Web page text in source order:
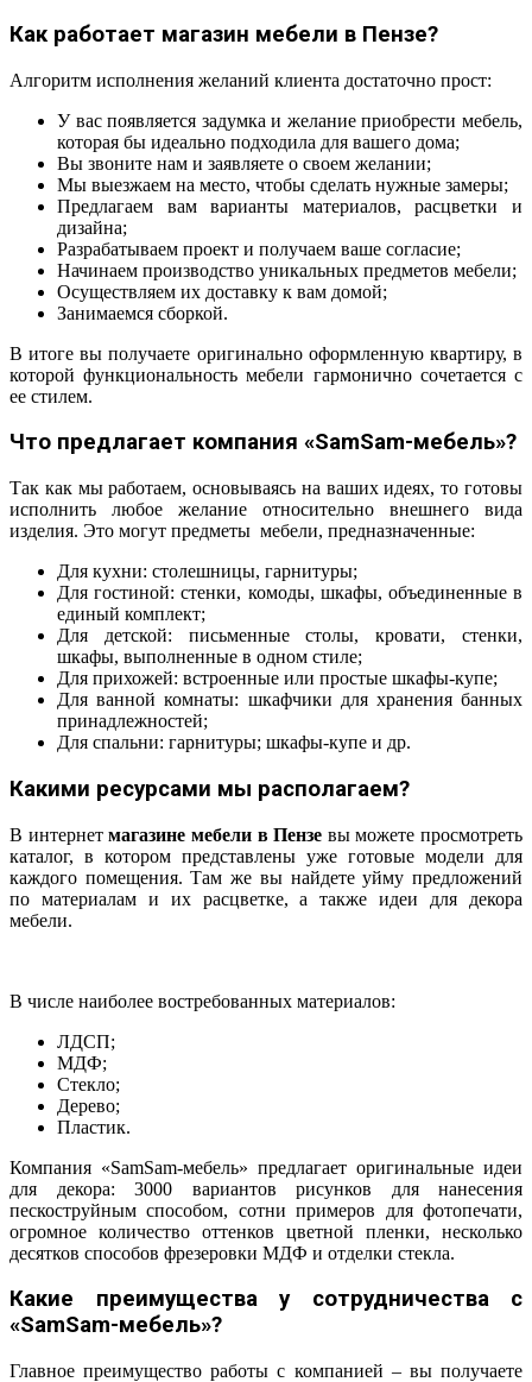
Как работает магазин мебели в Пензе?
Алгоритм исполнения желаний клиента достаточно прост:
У вас появляется задумка и желание приобрести мебель,
которая бы идеально подходила для вашего дома;
Вы звоните нам и заявляете о своем желании;
Мы выезжаем на место, чтобы сделать нужные замеры;
Предлагаем вам варианты материалов, расцветки и
дизайна;
Разрабатываем проект и получаем ваше согласие;
Начинаем производство уникальных предметов мебели;
Осуществляем их доставку к вам домой;
Занимаемся сборкой.
В итоге вы получаете оригинально оформленную квартиру, в
которой функциональность мебели гармонично сочетается с
ее стилем.
Что предлагает компания «SamSam-мебель»?
Так как мы работаем, основываясь на ваших идеях, то готовы
исполнить любое желание относительно внешнего вида
изделия. Это могут предметы мебели, предназначенные:
Для кухни: столешницы, гарнитуры;
Для гостиной: стенки, комоды, шкафы, объединенные в
единый комплект;
Для детской: письменные столы, кровати, стенки,
шкафы, выполненные в одном стиле;
Для прихожей: встроенные или простые шкафы-купе;
Для ванной комнаты: шкафчики для хранения банных
принадлежностей;
Для спальни: гарнитуры; шкафы-купе и др.
Какими ресурсами мы располагаем?
В интернетмагазине мебели в Пензе вы можете просмотреть
каталог, в котором представлены уже готовые модели для
каждого помещения. Там же вы найдете уйму предложений
по материалам и их расцветке, а также идеи для декора
мебели.
В числе наиболее востребованных материалов:
ЛДСП;
МДФ;
Стекло;
Дерево;
Пластик.
Компания «SamSam-мебель» предлагает оригинальные идеи
для декора: 3000 вариантов рисунков для нанесения
пескоструйным способом, сотни примеров для фотопечати,
огромное количество оттенков цветной пленки, несколько
десятков способов фрезеровки МДФ и отделки стекла.
Какие преимущества у сотрудничества с
«SamSam-мебель»?
Главное преимущество работы с компанией – вы получаете